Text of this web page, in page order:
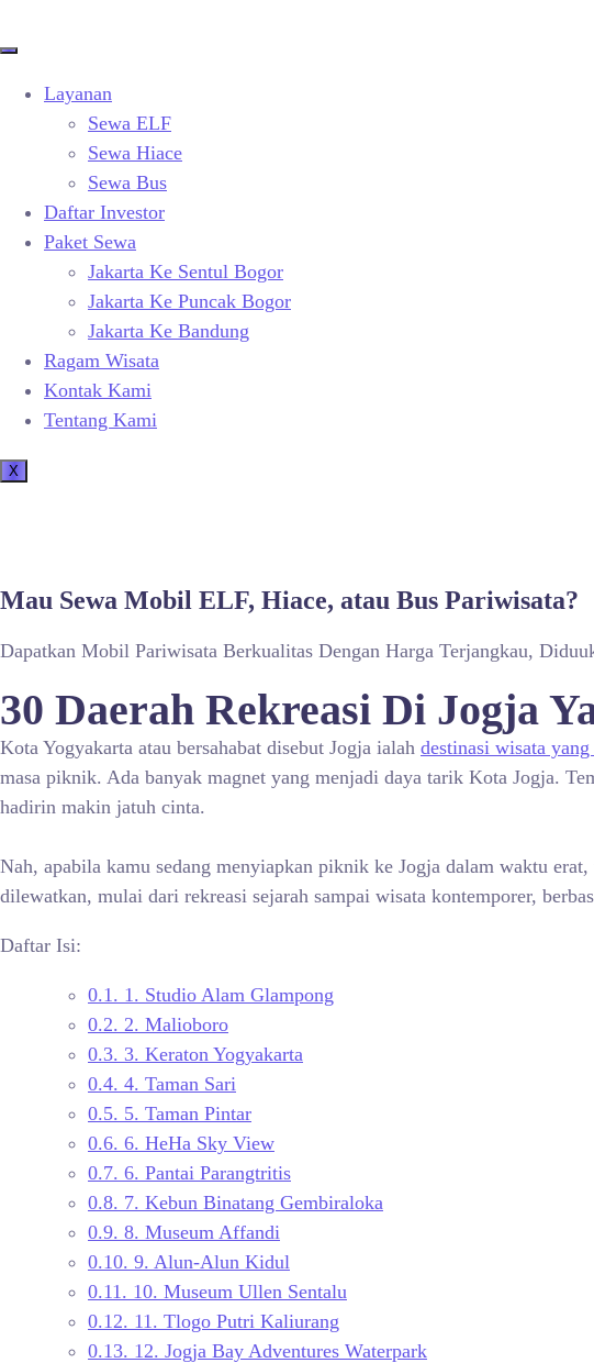
Layanan
Sewa ELF
Sewa Hiace
Sewa Bus
Daftar Investor
Paket Sewa
Jakarta Ke Sentul Bogor
Jakarta Ke Puncak Bogor
Jakarta Ke Bandung
Ragam Wisata
Kontak Kami
Tentang Kami
X
Mau Sewa Mobil ELF, Hiace, atau Bus Pariwisata?
Dapatkan Mobil Pariwisata Berkualitas Dengan Harga Terjangkau,
30 Daerah Rekreasi Di Jogja
Kota Yogyakarta atau bersahabat disebut Jogja ialah destinasi wisata
masa piknik. Ada banyak magnet yang menjadi daya tarik Kota Jogja.
hadirin makin jatuh cinta.
Nah, apabila kamu sedang menyiapkan piknik ke Jogja dalam waktu
dilewatkan, mulai dari rekreasi sejarah sampai wisata kontemporer,
Daftar Isi:
0.1. 1. Studio Alam Glampong
0.2. 2. Malioboro
0.3. 3. Keraton Yogyakarta
0.4. 4. Taman Sari
0.5. 5. Taman Pintar
0.6. 6. HeHa Sky View
0.7. 6. Pantai Parangtritis
0.8. 7. Kebun Binatang Gembiraloka
0.9. 8. Museum Affandi
0.10. 9. Alun-Alun Kidul
0.11. 10. Museum Ullen Sentalu
0.12. 11. Tlogo Putri Kaliurang
0.13. 12. Jogja Bay Adventures Waterpark